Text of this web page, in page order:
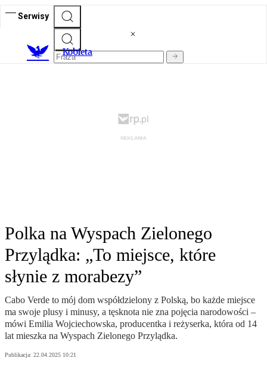
Serwisy
Kobieta
Polka na Wyspach Zielonego
Przylądka: „To miejsce, które
słynie z morabezy”
Cabo Verde to mój dom współdzielony z Polską, bo każde miejsce
ma swoje plusy i minusy, a tęsknota nie zna pojęcia narodowości –
mówi Emilia Wojciechowska, producentka i reżyserka, która od 14
lat mieszka na Wyspach Zielonego Przylądka.
Publikacja: 22.04.2025 10:21